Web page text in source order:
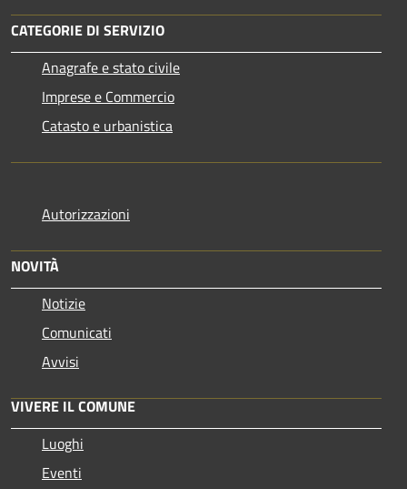
CATEGORIE DI SERVIZIO
Anagrafe e stato civile
Imprese e Commercio
Catasto e urbanistica
Autorizzazioni
NOVITÀ
Notizie
Comunicati
Avvisi
VIVERE IL COMUNE
Luoghi
Eventi